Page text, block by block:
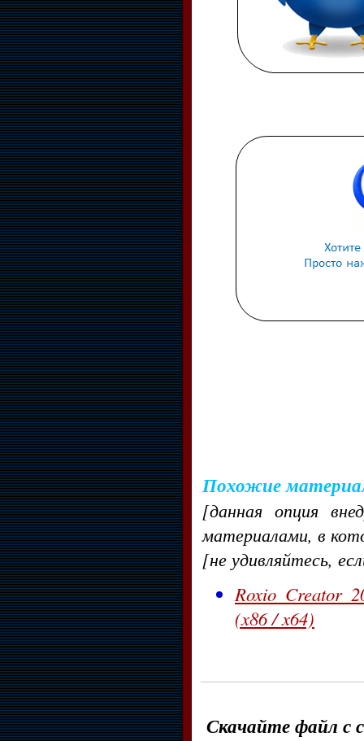
Похожие
[данная опция
материалами, в
[не удивляйтесь,
Roxio Creator
(x86 / x64)
Скачайте файл с